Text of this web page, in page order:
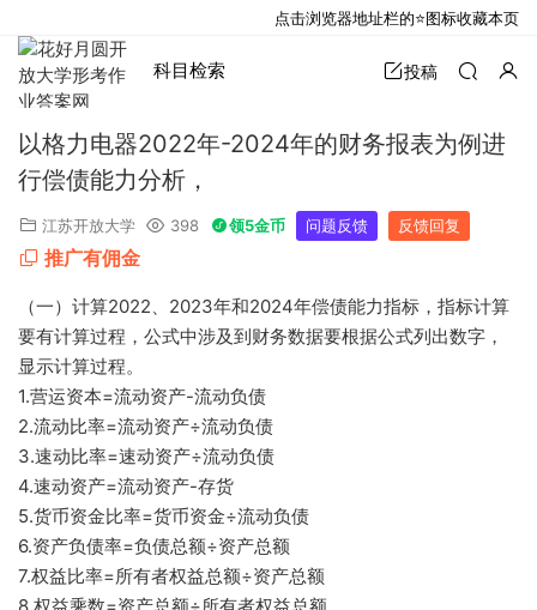
科目检索 投稿
以格力电器2022年-2024年的财务报表为例进
行偿债能力分析，
江苏开放大学 398 领5金币 问题反馈 反馈回复
推广有佣金
（一）计算2022、2023年和2024年偿债能力指标，指标计算
要有计算过程，公式中涉及到财务数据要根据公式列出数字，
显示计算过程。
1.营运资本=流动资产-流动负债
2.流动比率=流动资产÷流动负债
3.速动比率=速动资产÷流动负债
4.速动资产=流动资产-存货
5.货币资金比率=货币资金÷流动负债
6.资产负债率=负债总额÷资产总额
7.权益比率=所有者权益总额÷资产总额
点击浏览器地址栏的⭐图标收藏本页